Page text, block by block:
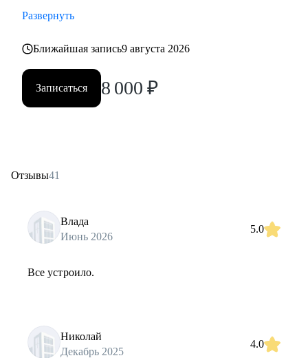
Развернуть
Ближайшая запись9 августа 2026
Записаться 8 000 ₽
Отзывы41
Влада
Июнь 2026
5.0
Все устроило.
Николай
Декабрь 2025
4.0